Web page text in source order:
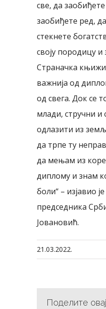
све, да
заобиђете ред,
стекнете
своју породицу и
Страначка
важнија од
од свега. Док се
млади, стручни и
одлазити из
да трпе ту
да мењам из
диплому и знам
боли“ – изјавио
председника
Јовановић.
21.03.2022.
Поделите